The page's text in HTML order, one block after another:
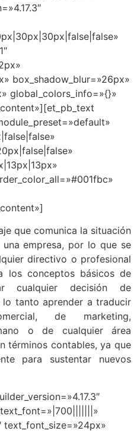
box_shadow_blur=»26px»
global_colors_info=»{}»
que comunica la situación
empresa, por lo que se
directivo o profesional
los conceptos básicos de
cualquier decisión de
tanto aprender a traducir
de marketing,
o de cualquier área
términos contables, ya que
para sustentar nuevos
text_font=»|700|||||||»